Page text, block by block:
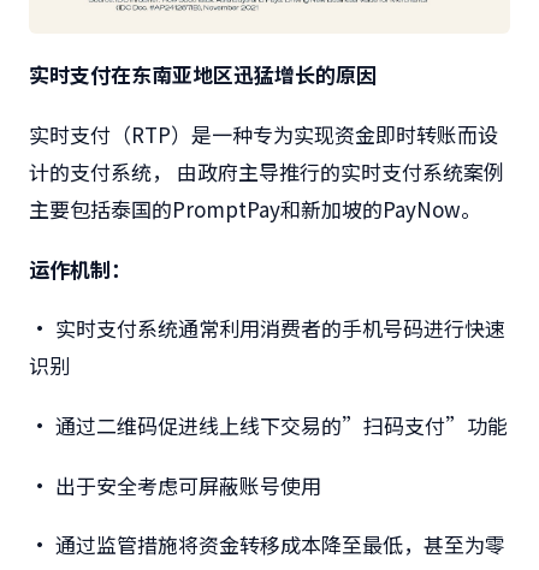
实时支付在东南亚地区迅猛增长的原因
实时支付（RTP）是一种专为实现资金即时转账而设
计的支付系统，
由政府主导推行的实时支付系统案例
主要包括泰国的PromptPay和新加坡的PayNow。
运作机制：
• 实时支付系统通常利用消费者的手机号码进行快速
识别
• 通过二维码促进线上线下交易的”扫码支付”功能
• 出于安全考虑可屏蔽账号使用
• 通过监管措施将资金转移成本降至最低，甚至为零